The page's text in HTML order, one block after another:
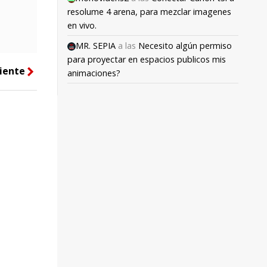
right
resolume 4 arena, para mezclar imagenes
en vivo.
MR. SEPIA a las Necesito algún permiso
para proyectar en espacios publicos mis
animaciones?